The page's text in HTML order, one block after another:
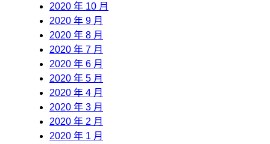
2020 年 10 月
2020 年 9 月
2020 年 8 月
2020 年 7 月
2020 年 6 月
2020 年 5 月
2020 年 4 月
2020 年 3 月
2020 年 2 月
2020 年 1 月